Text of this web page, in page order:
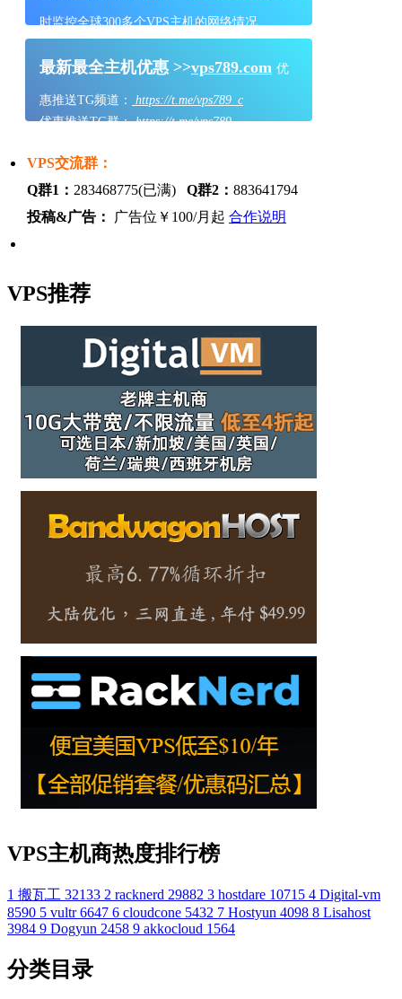
时监控全球300多个VPS主机的网络情况
最新最全主机优惠 >>vps789.com 优
惠推送TG频道：
https://t.me/vps789_c
优惠推送TG群：https://t.me/vps789
VPS交流群：
Q群1： 283468775(已满) Q群2： 883641794
投稿&广告：
广告位￥100/月起 合作说明
VPS推荐
VPS主机商热度排行榜
1 搬瓦工 32133 2 racknerd 29882 3 hostdare 10715 4 Digital-vm
8590 5 vultr 6647 6 cloudcone 5432 7 Hostyun 4098 8 Lisahost
3984 9 Dogyun 2458 9 akkocloud 1564
分类目录